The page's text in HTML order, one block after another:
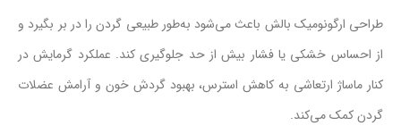
طراحی ارگونومیک بالش باعث می‌شود به‌طور طبیعی گردن را در بر بگیرد و
از احساس خشکی یا فشار بیش از حد جلوگیری کند. عملکرد گرمایش در
کنار ماساژ ارتعاشی به کاهش استرس، بهبود گردش خون و آرامش عضلات
گردن کمک می‌کند.